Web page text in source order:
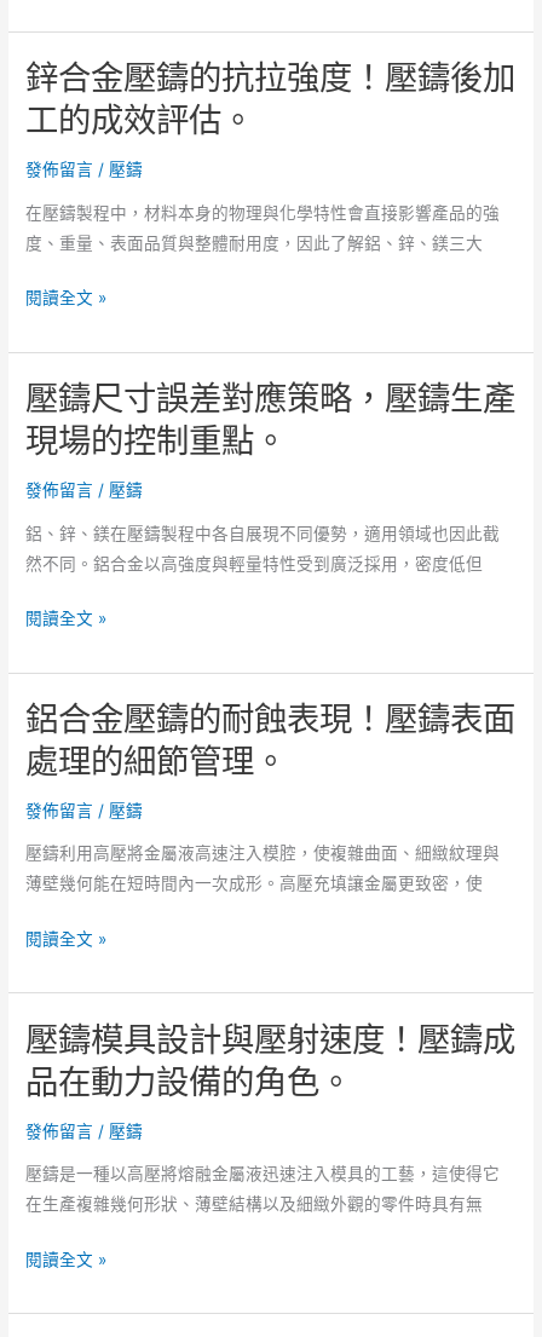
孔
改
與
作
業
件！
模
具
設
計
與
面
配
壓
件
在
工
控
產
品
的
途！
鋅合金壓鑄的抗拉強度！壓鑄後加
工的成效評估。
發佈留言 / 壓鑄
在壓鑄製程中，材料本身的物理與化學特性會直接影響產品的強
度、重量、表面品質與整體耐用度，因此了解鋁、鋅、鎂三大
鋅
金
壓
鑄
的
抗
強
度！
鑄
工
的
成
效
評
估。
閱讀全文 »
壓鑄尺寸誤差對應策略，壓鑄生產
現場的控制重點。
發佈留言 / 壓鑄
鋁、鋅、鎂在壓鑄製程中各自展現不同優勢，適用領域也因此截
然不同。鋁合金以高強度與輕量特性受到廣泛採用，密度低但
壓
尺
寸
誤
差
對
策
略，
鑄
現
場
的
控
制
重
閱讀全文 »
鋁合金壓鑄的耐蝕表現！壓鑄表面
處理的細節管理。
發佈留言 / 壓鑄
壓鑄利用高壓將金屬液高速注入模腔，使複雜曲面、細緻紋理與
薄壁幾何能在短時間內一次成形。高壓充填讓金屬更致密，使
鋁
金
壓
鑄
的
耐
表
現！
鑄
閱讀全文 »
壓鑄模具設計與壓射速度！壓鑄成
品在動力設備的角色。
發佈留言 / 壓鑄
壓鑄是一種以高壓將熔融金屬液迅速注入模具的工藝，這使得它
在生產複雜幾何形狀、薄壁結構以及細緻外觀的零件時具有無
壓
模
閱讀全文 »